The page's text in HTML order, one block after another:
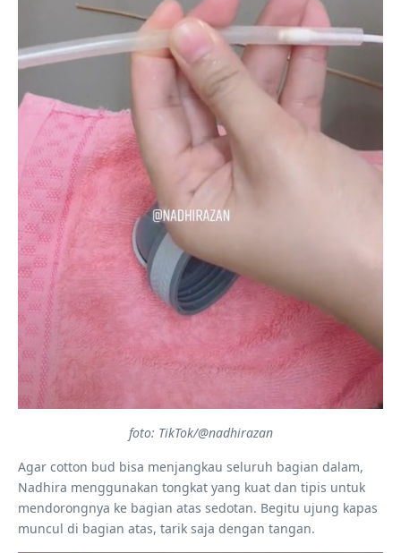
foto: TikTok/@nadhirazan
Agar cotton bud bisa menjangkau seluruh bagian dalam,
Nadhira menggunakan tongkat yang kuat dan tipis untuk
mendorongnya ke bagian atas sedotan. Begitu ujung kapas
muncul di bagian atas, tarik saja dengan tangan.